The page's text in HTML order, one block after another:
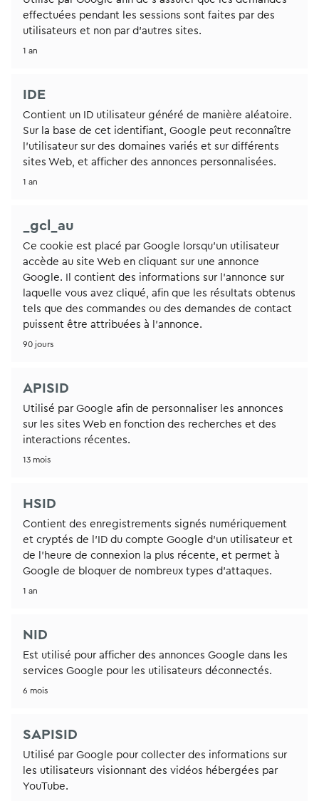
effectuées pendant les sessions sont faites par des
utilisateurs et non par d'autres sites.
1 an
IDE
Contient un ID utilisateur généré de manière aléatoire.
Sur la base de cet identifiant, Google peut reconnaître
l’utilisateur sur des domaines variés et sur différents
sites Web, et afficher des annonces personnalisées.
1 an
_gcl_au
Ce cookie est placé par Google lorsqu’un utilisateur
accède au site Web en cliquant sur une annonce
Google. Il contient des informations sur l’annonce sur
laquelle vous avez cliqué, afin que les résultats obtenus
tels que des commandes ou des demandes de contact
puissent être attribuées à l’annonce.
90 jours
APISID
Utilisé par Google afin de personnaliser les annonces
sur les sites Web en fonction des recherches et des
interactions récentes.
13 mois
HSID
Contient des enregistrements signés numériquement
et cryptés de l'ID du compte Google d'un utilisateur et
de l'heure de connexion la plus récente, et permet à
Google de bloquer de nombreux types d'attaques.
1 an
NID
Est utilisé pour afficher des annonces Google dans les
services Google pour les utilisateurs déconnectés.
6 mois
SAPISID
Utilisé par Google pour collecter des informations sur
les utilisateurs visionnant des vidéos hébergées par
YouTube.